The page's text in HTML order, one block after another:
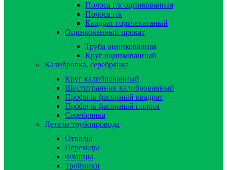
Полоса г/к оцинкованная
Полоса г/к
Квадрат горячекатаный
Оцинкованный прокат
Труба оцинкованная
Круг оцинкованный
Калибровка, серебрянка
Круг калиброванный
Шестигранник калиброванный
Профиль фасонный квадрат
Профиль фасонный полоса
Серебрянка
Детали трубопровода
Отводы
Переходы
Фланцы
Тройники